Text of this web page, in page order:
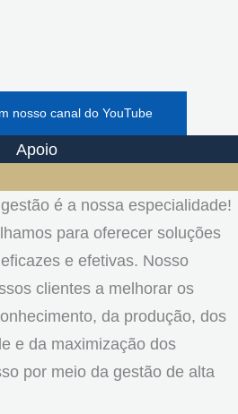
nosso canal do YouTube
Apoio
é a nossa especialidade!
para oferecer soluções
e efetivas. Nosso
clientes a melhorar os
da produção, dos
e da maximização dos
por meio da gestão de alta